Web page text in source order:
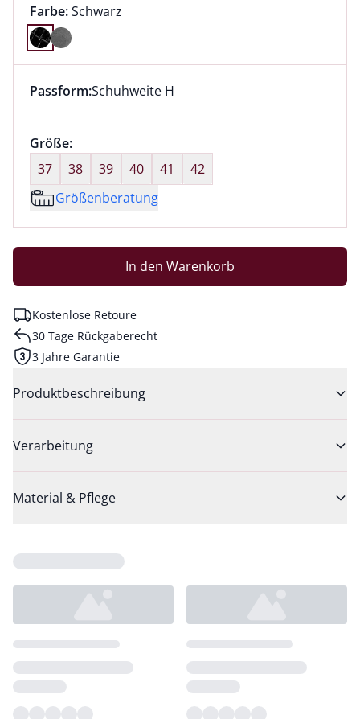
Farbauswahl:
Farbe:aktuell ausgewählt:
Schwarz
Farbe Schwarz ausgewählt
Dieser Artikel hat die Passform Schuhweite H. für
Passform:Schuhweite H
Größenauswahl:
Größe:nichts ausgewählt
37
38 39 40 41
42
Größenberatung
In den Warenkorb
Kostenlose Retoure
30 Tage Rückgaberecht
3 Jahre Garantie
Produktbeschreibung
Verarbeitung
Material & Pflege